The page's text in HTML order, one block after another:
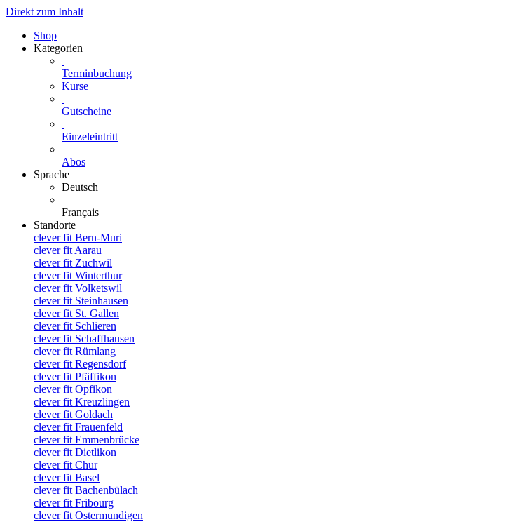
Direkt zum Inhalt
Shop
Kategorien
Terminbuchung
Kurse
Gutscheine
Einzeleintritt
Abos
Sprache
Deutsch
Français
Standorte
clever fit Bern-Muri
clever fit Aarau
clever fit Zuchwil
clever fit Winterthur
clever fit Volketswil
clever fit Steinhausen
clever fit St. Gallen
clever fit Schlieren
clever fit Schaffhausen
clever fit Rümlang
clever fit Regensdorf
clever fit Pfäffikon
clever fit Opfikon
clever fit Kreuzlingen
clever fit Goldach
clever fit Frauenfeld
clever fit Emmenbrücke
clever fit Dietlikon
clever fit Chur
clever fit Basel
clever fit Bachenbülach
clever fit Fribourg
clever fit Ostermundigen